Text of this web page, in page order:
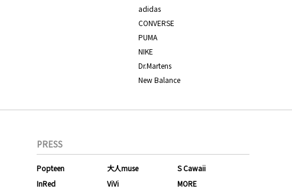
adidas
CONVERSE
PUMA
NIKE
Dr.Martens
New Balance
PRESS
Popteen 大人muse
S Cawaii
InRed
ViVi
MORE